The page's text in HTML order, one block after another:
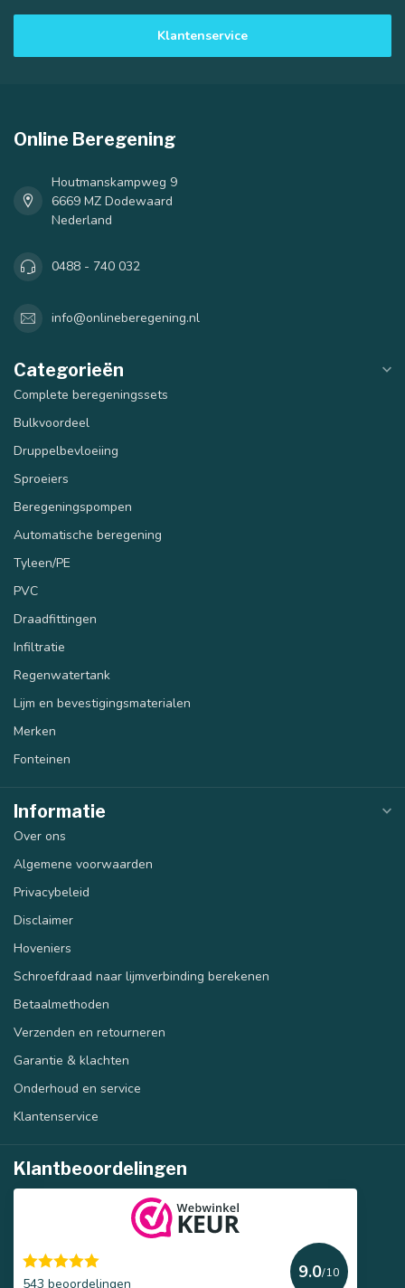
40 mm
Klantenservice
Online Beregening
Houtmanskampweg 9
6669 MZ Dodewaard
Nederland
0488 - 740 032
info@onlineberegening.nl
Categorieën
Complete beregeningssets
Bulkvoordeel
Druppelbevloeiing
Sproeiers
Beregeningspompen
Automatische beregening
Tyleen/PE
PVC
Draadfittingen
Infiltratie
Regenwatertank
Lijm en bevestigingsmaterialen
Merken
Fonteinen
Informatie
Over ons
Algemene voorwaarden
Privacybeleid
Disclaimer
Hoveniers
Schroefdraad naar lijmverbinding berekenen
Betaalmethoden
Verzenden en retourneren
Garantie & klachten
Onderhoud en service
Klantenservice
Klantbeoordelingen
543 beoordelingen
9.0/10